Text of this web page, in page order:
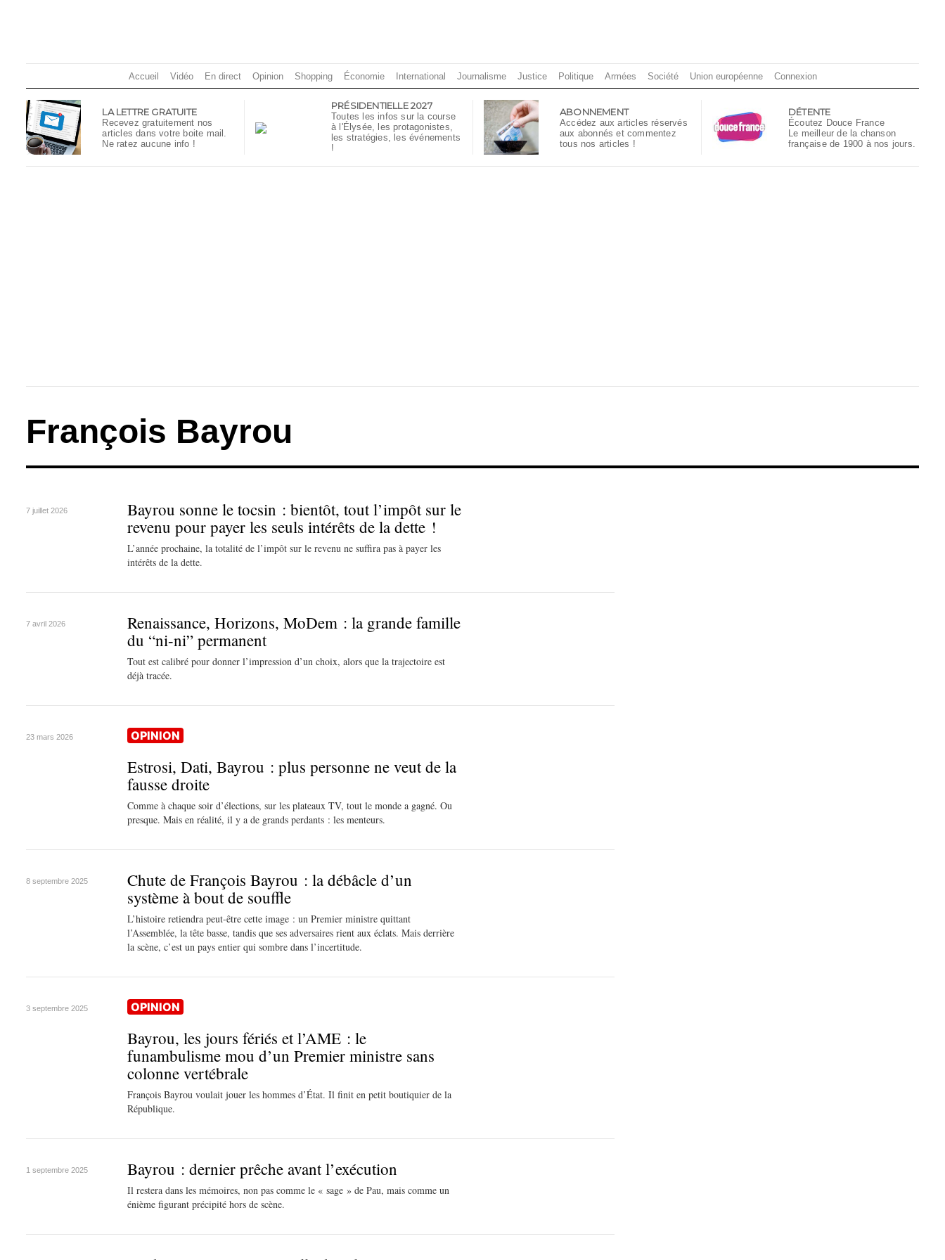
Accueil Vidéo En direct Opinion Shopping Économie International Journalisme Justice Politique Armées Société Union européenne Connexion
LA LETTRE GRATUITE
Recevez gratuitement nos
articles dans votre boite mail.
Ne ratez aucune info !
PRÉSIDENTIELLE 2027
Toutes les infos sur la course
à l'Élysée, les protagonistes,
les stratégies, les événements
!
ABONNEMENT
Accédez aux articles réservés
aux abonnés et commentez
tous nos articles !
DÉTENTE
Écoutez Douce France
Le meilleur de la chanson
française de 1900 à nos jours.
François Bayrou
7 juillet 2026
Bayrou sonne le tocsin : bientôt, tout l’impôt sur le
revenu pour payer les seuls intérêts de la dette !
L’année prochaine, la totalité de l’impôt sur le revenu ne suffira pas à payer les
intérêts de la dette.
7 avril 2026
Renaissance, Horizons, MoDem : la grande famille
du “ni-ni” permanent
Tout est calibré pour donner l’impression d’un choix, alors que la trajectoire est
déjà tracée.
23 mars 2026 OPINION
Estrosi, Dati, Bayrou : plus personne ne veut de la
fausse droite
Comme à chaque soir d’élections, sur les plateaux TV, tout le monde a gagné. Ou
presque. Mais en réalité, il y a de grands perdants : les menteurs.
8 septembre 2025
Chute de François Bayrou : la débâcle d’un
système à bout de souffle
L’histoire retiendra peut-être cette image : un Premier ministre quittant
l’Assemblée, la tête basse, tandis que ses adversaires rient aux éclats. Mais derrière
la scène, c’est un pays entier qui sombre dans l’incertitude.
3 septembre 2025 OPINION
Bayrou, les jours fériés et l’AME : le
funambulisme mou d’un Premier ministre sans
colonne vertébrale
François Bayrou voulait jouer les hommes d’État. Il finit en petit boutiquier de la
République.
1 septembre 2025 Bayrou : dernier prêche avant l’exécution
Il restera dans les mémoires, non pas comme le « sage » de Pau, mais comme un
énième figurant précipité hors de scène.